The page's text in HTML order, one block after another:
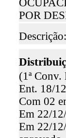
POR
Descrição:
(1ª
Ent. 18/
Com 02
Em 22/
Em 22/